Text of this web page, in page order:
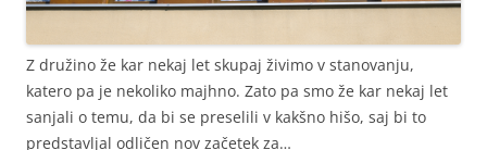
Z družino že kar nekaj let skupaj živimo v stanovanju,
katero pa je nekoliko majhno. Zato pa smo že kar nekaj let
sanjali o temu, da bi se preselili v kakšno hišo, saj bi to
predstavljal odličen nov začetek za…